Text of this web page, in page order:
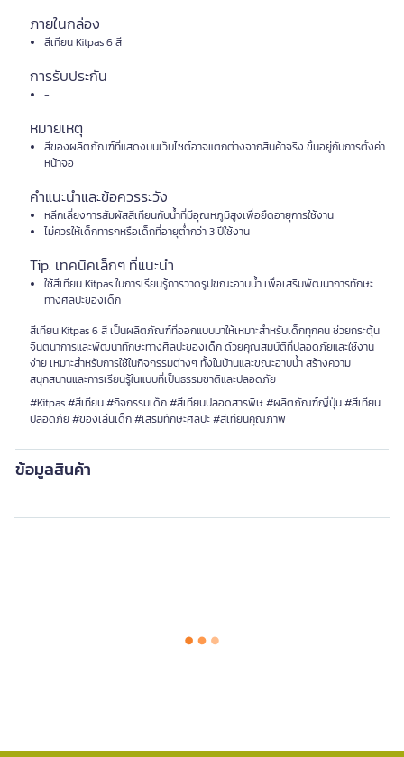
ภายในกล่อง
สีเทียน Kitpas 6 สี
การรับประกัน
-
หมายเหตุ
สีของผลิตภัณฑ์ที่แสดงบนเว็บไซต์อาจแตกต่างจากสินค้าจริง ขึ้นอยู่กับการตั้งค่า
หน้าจอ
คำแนะนำและข้อควรระวัง
หลีกเลี่ยงการสัมผัสสีเทียนกับน้ำที่มีอุณหภูมิสูงเพื่อยืดอายุการใช้งาน
ไม่ควรให้เด็กทารกหรือเด็กที่อายุต่ำกว่า 3 ปีใช้งาน
Tip. เทคนิคเล็กๆ ที่แนะนำ
ใช้สีเทียน Kitpas ในการเรียนรู้การวาดรูปขณะอาบน้ำ เพื่อเสริมพัฒนาการทักษะ
ทางศิลปะของเด็ก
สีเทียน Kitpas 6 สี เป็นผลิตภัณฑ์ที่ออกแบบมาให้เหมาะสำหรับเด็กทุกคน ช่วยกระตุ้น
จินตนาการและพัฒนาทักษะทางศิลปะของเด็ก ด้วยคุณสมบัติที่ปลอดภัยและใช้งาน
ง่าย เหมาะสำหรับการใช้ในกิจกรรมต่างๆ ทั้งในบ้านและขณะอาบน้ำ สร้างความ
สนุกสนานและการเรียนรู้ในแบบที่เป็นธรรมชาติและปลอดภัย
#Kitpas #สีเทียน #กิจกรรมเด็ก #สีเทียนปลอดสารพิษ #ผลิตภัณฑ์ญี่ปุ่น #สีเทียน
ปลอดภัย #ของเล่นเด็ก #เสริมทักษะศิลปะ #สีเทียนคุณภาพ
ข้อมูลสินค้า